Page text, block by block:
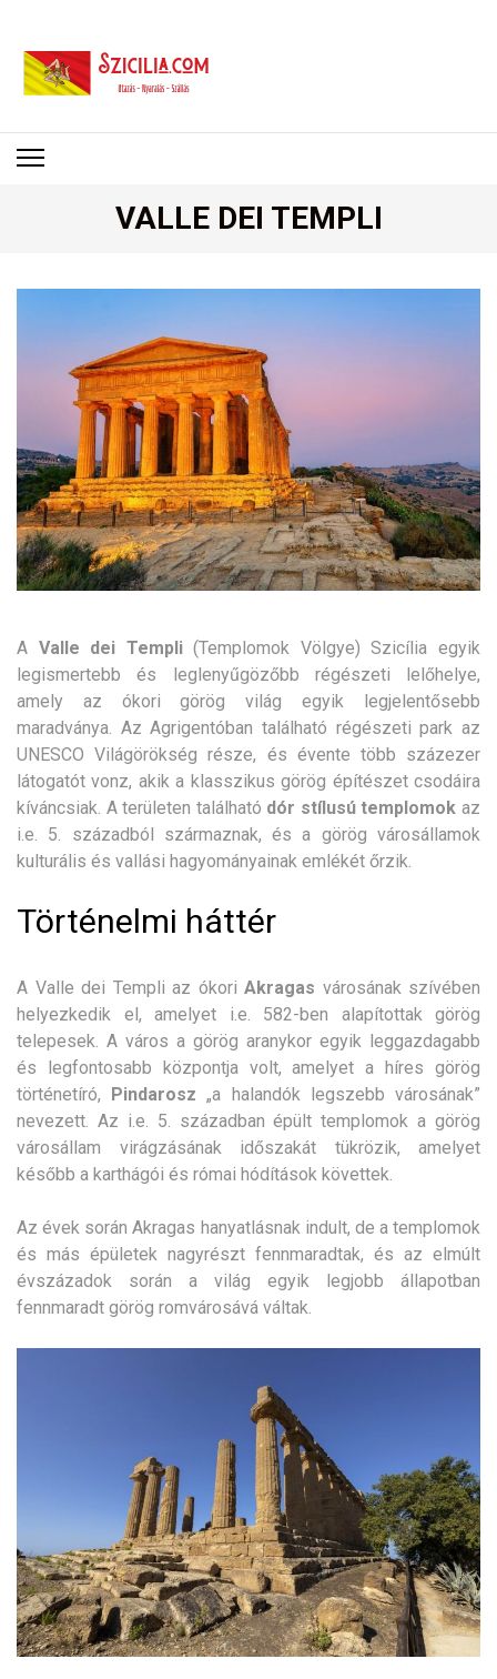
SZICÍLIA
VALLE DEI TEMPLI
A Valle dei Templi(Templomok Völgye) Szicília egyik
legismertebb és leglenyűgözőbb régészeti lelőhelye,
amely az ókori görög világ egyik legjelentősebb
maradványa. Az Agrigentóban található régészeti park az
UNESCO Világörökség része, és évente több százezer
látogatót vonz, akik a klasszikus görög építészet csodáira
kíváncsiak. A területen található dór stílusú templomok az
i.e. 5. századból származnak, és a görög városállamok
kulturális és vallási hagyományainak emlékét őrzik.
Történelmi háttér
A Valle dei Templi az ókori Akragas városának szívében
helyezkedik el, amelyet i.e. 582-ben alapítottak görög
telepesek. A város a görög aranykor egyik leggazdagabb
és legfontosabb központja volt, amelyet a híres görög
történetíró, Pindarosz „a halandók legszebb városának”
nevezett. Az i.e. 5. században épült templomok a görög
városállam virágzásának időszakát tükrözik, amelyet
később a karthágói és római hódítások követtek.
Az évek során Akragas hanyatlásnak indult, de a templomok
és más épületek nagyrészt fennmaradtak, és az elmúlt
évszázadok során a világ egyik legjobb állapotban
fennmaradt görög romvárosává váltak.